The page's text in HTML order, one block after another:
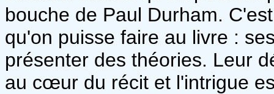
bouche de Paul Durham.
qu'on puisse faire au livre :
présenter des théories. Leur
au cœur du récit et l'intrigue